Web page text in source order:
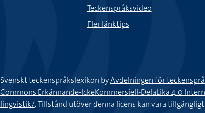
Teckenspråksvideo
Fler länktips
Svenskt teckenspråkslexikon byAvdelningen för
Commons Erkännande-IckeKommersiell-DelaLika 4.0
lingvistik/. Tillstånd utöver denna licens kan vara